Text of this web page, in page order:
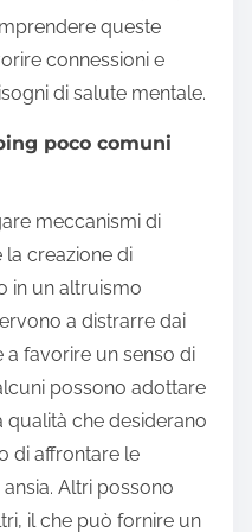
queste
connessioni e
di salute mentale.
poco comuni
meccanismi di
creazione di
in un altruismo
a distrarre dai
a favorire un senso di
possono adottare
qualità che desiderano
di affrontare le
Altri possono
il che può fornire un